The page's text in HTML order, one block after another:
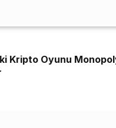
Kripto Oyunu